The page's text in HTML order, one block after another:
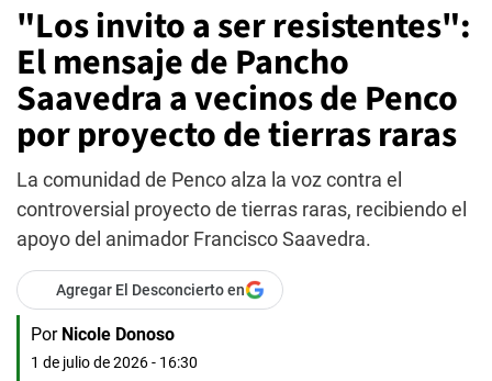
"Los invito a ser resistentes":
El mensaje de Pancho
Saavedra a vecinos de Penco
por proyecto de tierras raras
La comunidad de Penco alza la voz contra el
controversial proyecto de tierras raras, recibiendo el
apoyo del animador Francisco Saavedra.
Agregar El Desconcierto en
Por Nicole Donoso
1 de julio de 2026 - 16:30